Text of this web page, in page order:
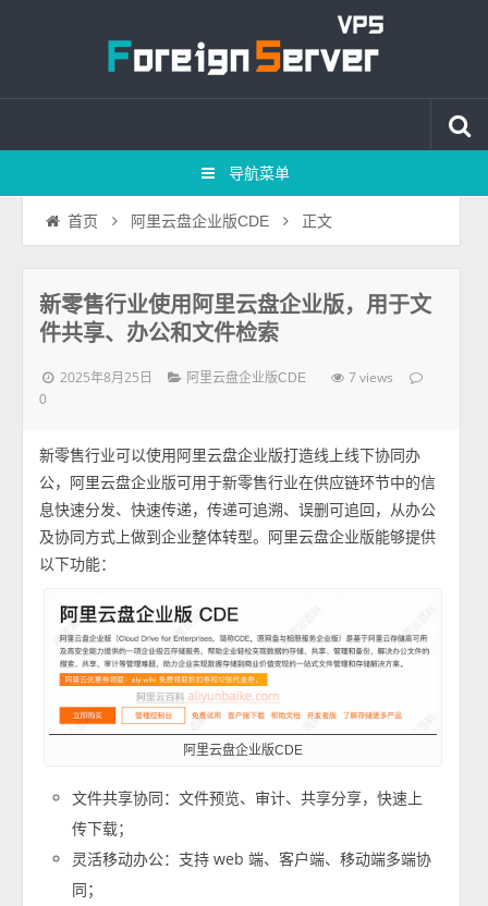
导航菜单
首页 阿里云盘企业版CDE 正文
新零售行业使用阿里云盘企业版，用于文
件共享、办公和文件检索
2025年8月25日 阿里云盘企业版CDE 7 views
0
新零售行业可以使用阿里云盘企业版打造线上线下协同办
公，阿里云盘企业版可用于新零售行业在供应链环节中的信
息快速分发、快速传递，传递可追溯、误删可追回，从办公
及协同方式上做到企业整体转型。阿里云盘企业版能够提供
以下功能：
阿里云盘企业版CDE
文件共享协同：文件预览、审计、共享分享，快速上
传下载；
灵活移动办公：支持 web 端、客户端、移动端多端协
同；